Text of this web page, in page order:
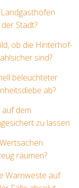
Stadt?
ob die Hinterhof-
sind?
beleuchteter
ab?
dem
zu lassen
räumen?
Warnweste auf